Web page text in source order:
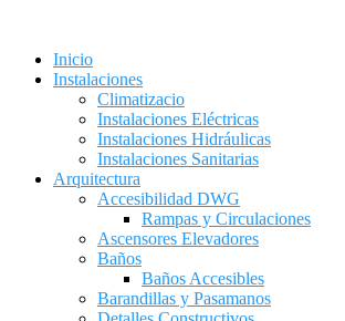
Inicio
Instalaciones
Climatizacio
Instalaciones Eléctricas
Instalaciones Hidráulicas
Instalaciones Sanitarias
Arquitectura
Accesibilidad DWG
Rampas y Circulaciones
Ascensores Elevadores
Baños
Baños Accesibles
Barandillas y Pasamanos